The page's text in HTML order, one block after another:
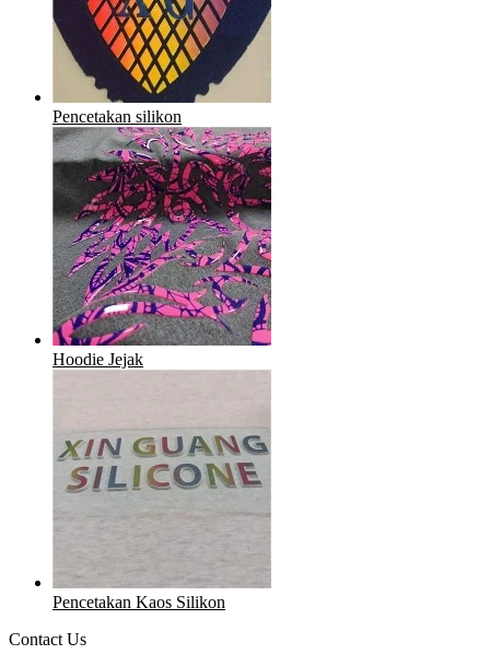
Pencetakan silikon
Hoodie Jejak
Pencetakan Kaos Silikon
Contact Us